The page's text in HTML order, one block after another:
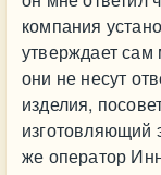
компания
утверждает
они не несут
изделия,
изготовляющий
же оператор